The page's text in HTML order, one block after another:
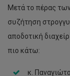
Μετά το πέρας
συζήτηση
αποδοτική
πιο κάτω:
κ.